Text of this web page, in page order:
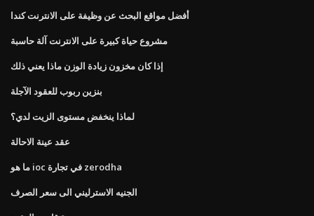
أفضل مواقع البحث عن وظيفة على الانترنت كندا
مشروع حياة كبيرة على الانترنت آلة حاسبة
إذا كان مخزون زيادة الوزن ماذا يعني ذلك
بنزين ربوب للعقود الآجلة
لماذا ينخفض ​​مستوى الزيت لدي؟
عقد عينة الاحالة
ما هو ioc في تجارة zerodha
الجنيه الاسترليني الى سعر الصرف